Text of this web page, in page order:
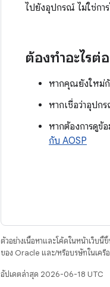
ไปยังอุปกรณ์ ไม่ใช่กา
ต้องทำอะไรต่อ
หากคุณยังใหม่กั
หากเชื่อว่าอุปก
หากต้องการดูข้
กับ AOSP
ตัวอย่างเนื้อหาและโค้ดในหน้าเว็บ
ของ Oracle และ/หรือบริษัทในเครือ
อัปเดตล่าสุด 2026-06-18 UTC